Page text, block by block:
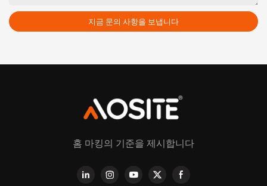
지금 문의 사항을 보냅니다
홈 마킹의 기준을 제시합니다